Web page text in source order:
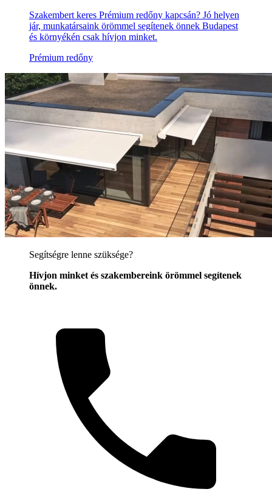
Szakembert keres Prémium redőny kapcsán? Jó helyen
jár, munkatársaink örömmel segítenek önnek Budapest
és környékén csak hívjon minket.
Prémium redőny
Segítségre lenne szüksége?
Hívjon minket és szakembereink örömmel segítenek
önnek.